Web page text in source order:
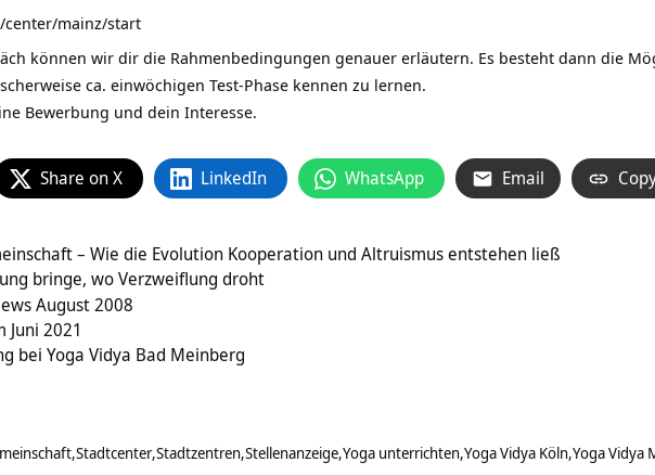
center/mainz/start
können wir dir die Rahmenbedingungen genauer erläutern. Es besteht dann die
ca. einwöchigen Test-Phase kennen zu lernen.
Bewerbung und dein Interesse.
Share on X LinkedIn WhatsApp Email
– Wie die Evolution Kooperation und Altruismus entstehen ließ
bringe, wo Verzweiflung droht
August 2008
Juni 2021
bei Yoga Vidya Bad Meinberg
Stadtcenter Stadtzentren Stellenanzeige Yoga unterrichten Yoga Vidya Köln Yoga Vidya